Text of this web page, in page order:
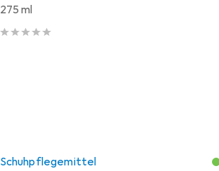
275 ml
Schuhpflegemittel